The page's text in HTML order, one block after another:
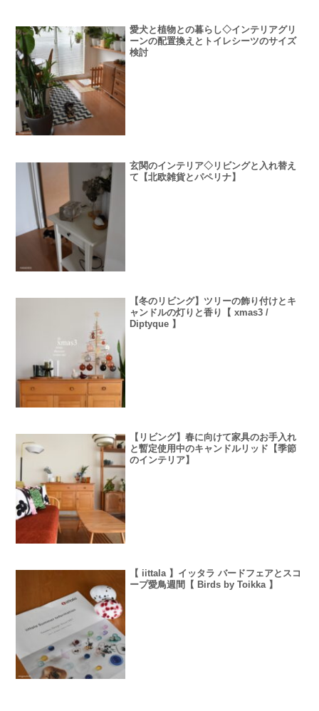
愛犬と植物との暮らし◇インテリアグリ
ーンの配置換えとトイレシーツのサイズ
検討
玄関のインテリア◇リビングと入れ替え
て【北欧雑貨とパペリナ】
【冬のリビング】ツリーの飾り付けとキ
ャンドルの灯りと香り【 xmas3 /
Diptyque 】
【リビング】春に向けて家具のお手入れ
と暫定使用中のキャンドルリッド【季節
のインテリア】
【 iittala 】イッタラ バードフェアとスコ
ープ愛鳥週間【 Birds by Toikka 】